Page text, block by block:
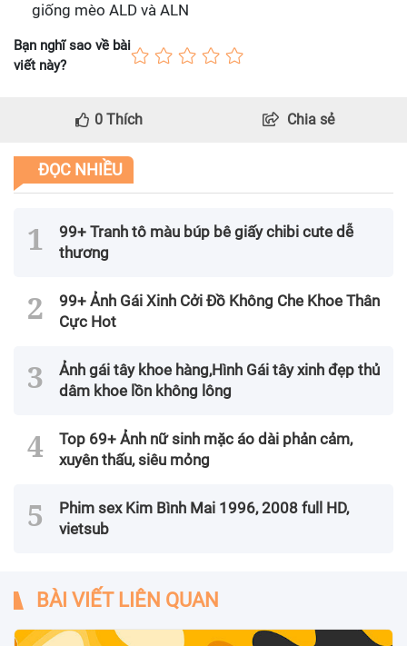
giống mèo ALD và ALN
Bạn nghĩ sao về bài
viết này?
0 Thích Chia sẻ
ĐỌC NHIỀU
99+ Tranh tô màu búp bê giấy chibi cute dễ
thương
99+ Ảnh Gái Xinh Cởi Đồ Không Che Khoe Thân
Cực Hot
Ảnh gái tây khoe hàng,Hình Gái tây xinh đẹp thủ
dâm khoe lồn không lông
Top 69+ Ảnh nữ sinh mặc áo dài phản cảm,
xuyên thấu, siêu mỏng
Phim sex Kim Bình Mai 1996, 2008 full HD,
vietsub
BÀI VIẾT LIÊN QUAN